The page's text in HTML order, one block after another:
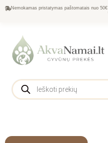
Nemokamas pristatymas paštomatais nuo 50€